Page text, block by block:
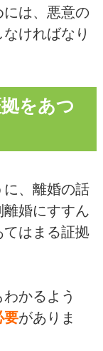
は、悪意の
ければなり
をあつ
、離婚の話
離婚にすすん
はまる証拠
かるよう
要がありま